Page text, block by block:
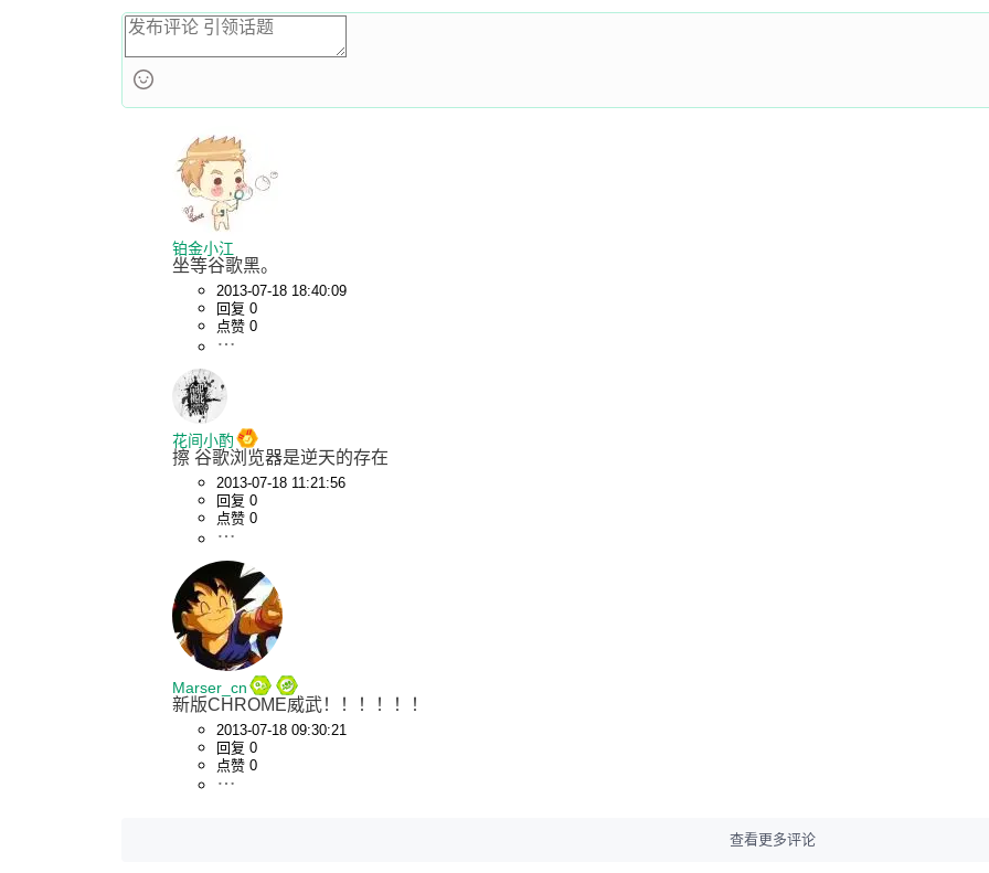
铂金小江
坐等谷歌黑。
2013-07-18 18:40:09
回复 0
点赞 0
花间小酌
擦 谷歌浏览器是逆天的存在
2013-07-18 11:21:56
回复 0
点赞 0
Marser_cn
新版CHROME威武！！！！！！
2013-07-18 09:30:21
回复 0
点赞 0
查看更多评论